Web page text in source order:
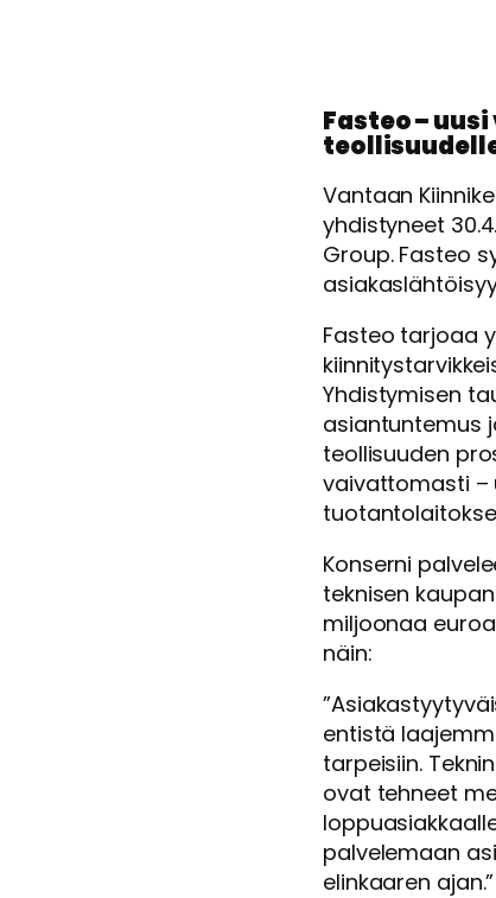
Fasteo –
Vantaan
yhdistyneet
Group. Fasteo
Fasteo tarjoaa
Yhdistymisen
asiantuntemus
teollisuuden
vaivattomasti –
Konserni
teknisen
miljoonaa
näin:
entistä
tarpeisiin.
ovat tehneet
palvelemaan
elinkaaren ajan.”